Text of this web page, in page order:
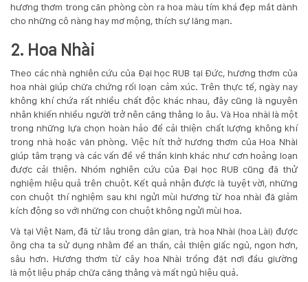
Cẩm
Lệ
Đà
132
-
168
Võ
Chí
Công
-
Hòa
-
TP.
Đà
Nẵng
hương thơm trong căn phòng còn ra hoa màu tím khá đẹp mắt dành
cho những cô nàng hay mơ mộng, thích sự lãng mạn.
2. Hoa Nhài
Theo các nhà nghiên cứu của Đại học RUB tại Đức, hương thơm của
hoa nhài giúp chữa chứng rối loạn cảm xúc. Trên thực tế, ngày nay
không khí chứa rất nhiều chất độc khác nhau, đây cũng là nguyên
nhân khiến nhiều người trở nên căng thẳng lo âu. Và Hoa nhài là một
trong những lựa chọn hoàn hảo để cải thiện chất lượng không khí
trong nhà hoặc văn phòng. Việc hít thở hương thơm của Hoa Nhài
giúp tâm trạng và các vấn đề về thần kinh khác như cơn hoảng loạn
được cải thiện. Nhóm nghiên cứu của Đại học RUB cũng đã thử
nghiệm hiệu quả trên chuột. Kết quả nhận được là tuyệt vời, những
con chuột thí nghiệm sau khi ngửi mùi hương từ hoa nhài đã giảm
kích động so với những con chuột không ngửi mùi hoa.
Và tại Việt Nam, đã từ lâu trong dân gian, trà hoa Nhài (hoa Lài) được
ông cha ta sử dụng nhằm để an thần, cải thiện giấc ngủ, ngon hơn,
sâu hơn. Hương thơm từ cây hoa Nhài trồng đặt nơi đầu giường
là một liệu pháp chữa căng thẳng và mất ngủ hiệu quả.